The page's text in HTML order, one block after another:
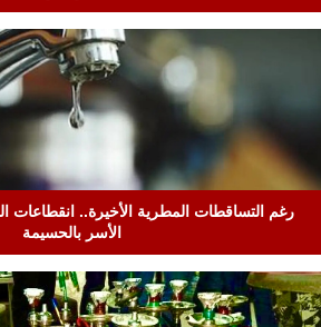
رغم التساقطات المطرية الأخيرة.. انقطاعات
الأسر بالحسيمة